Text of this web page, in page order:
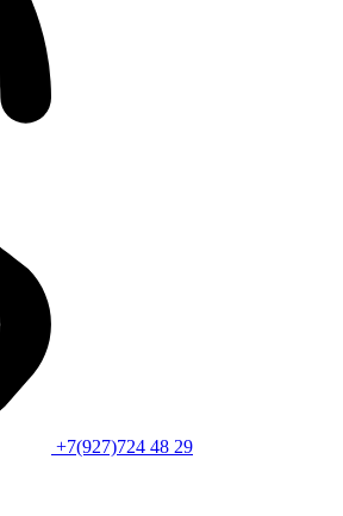
+7(927)724 48 29